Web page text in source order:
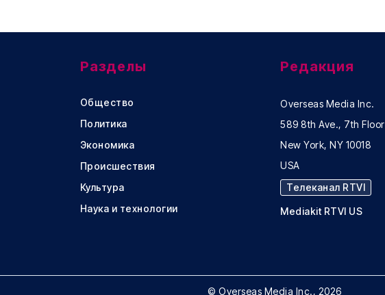
Разделы
Общество
Политика
Экономика
Происшествия
Культура
Наука и технологии
Редакция
Overseas Media Inc.
589 8th Ave., 7th Floor
New York, NY 10018
USA
Телеканал RTVI
Mediakit RTVI US
© Overseas Media Inc., 2026